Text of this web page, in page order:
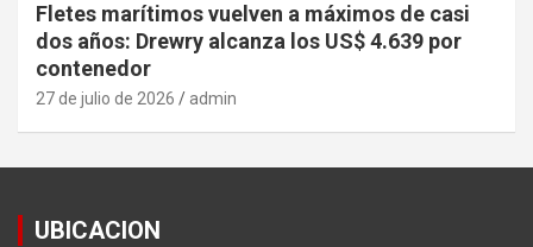
Fletes marítimos vuelven a máximos de casi
dos años: Drewry alcanza los US$ 4.639 por
contenedor
27 de julio de 2026 admin
UBICACION